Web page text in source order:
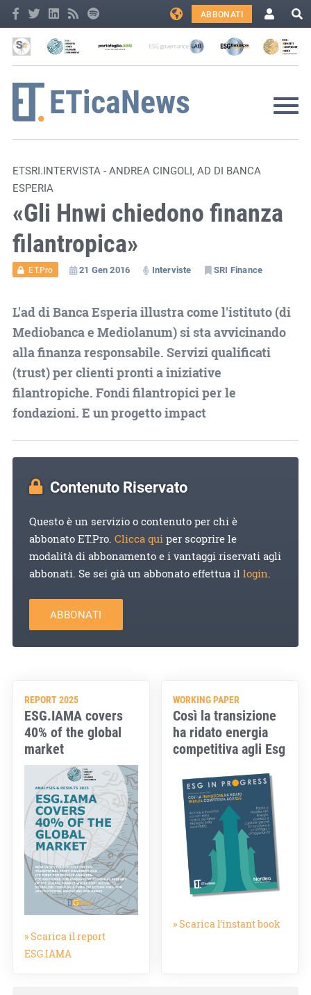
ABBONATI
ETSRI.INTERVISTA - ANDREA CINGOLI, AD DI BANCA
ESPERIA
«Gli Hnwi chiedono finanza
filantropica»
ET.Pro 21 Gen 2016 Interviste SRI Finance
L'ad di Banca Esperia illustra come l'istituto (di
Mediobanca e Mediolanum) si sta avvicinando
alla finanza responsabile. Servizi qualificati
(trust) per clienti pronti a iniziative
filantropiche. Fondi filantropici per le
fondazioni. E un progetto impact
Contenuto Riservato
Questo è un servizio o contenuto per chi è
abbonato ET.Pro. Clicca quiper scoprire le
modalità di abbonamento e i vantaggi riservati agli
abbonati. Se sei già un abbonato effettua illogin.
ABBONATI
REPORT 2025
ESG.IAMA covers
40% of the global
market
» Scarica il report
ESG.IAMA
WORKING PAPER
Così la transizione
ha ridato energia
competitiva agli Esg
» Scarica l'instant book